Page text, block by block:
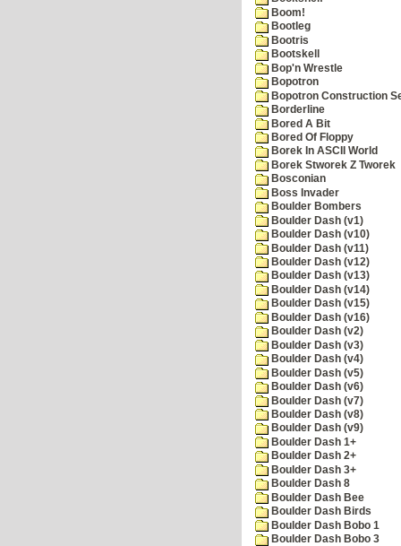
Boom!
Bootleg
Bootris
Bootskell
Bop'n Wrestle
Bopotron
Bopotron Construction
Borderline
Bored A Bit
Bored Of Floppy
Borek In ASCII World
Borek Stworek Z Tworek
Bosconian
Boss Invader
Boulder Bombers
Boulder Dash (v1)
Boulder Dash (v10)
Boulder Dash (v11)
Boulder Dash (v12)
Boulder Dash (v13)
Boulder Dash (v14)
Boulder Dash (v15)
Boulder Dash (v16)
Boulder Dash (v2)
Boulder Dash (v3)
Boulder Dash (v4)
Boulder Dash (v5)
Boulder Dash (v6)
Boulder Dash (v7)
Boulder Dash (v8)
Boulder Dash (v9)
Boulder Dash 1+
Boulder Dash 2+
Boulder Dash 3+
Boulder Dash 8
Boulder Dash Bee
Boulder Dash Birds
Boulder Dash Bobo 1
Boulder Dash Bobo 3